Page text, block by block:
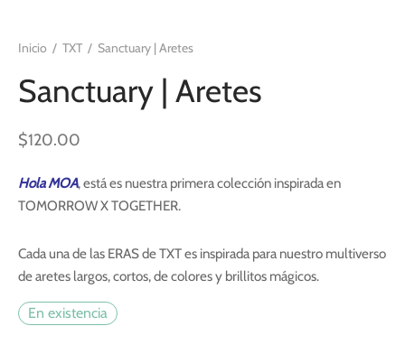
Inicio / TXT / Sanctuary | Aretes
Sanctuary | Aretes
$120.00
Hola MOA, está es nuestra primera colección inspirada en
TOMORROW X TOGETHER.
Cada una de las ERAS de TXT es inspirada para nuestro multiverso
de aretes largos, cortos, de colores y brillitos mágicos.
En existencia